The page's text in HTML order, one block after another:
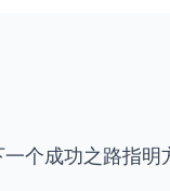
个成功之路指明